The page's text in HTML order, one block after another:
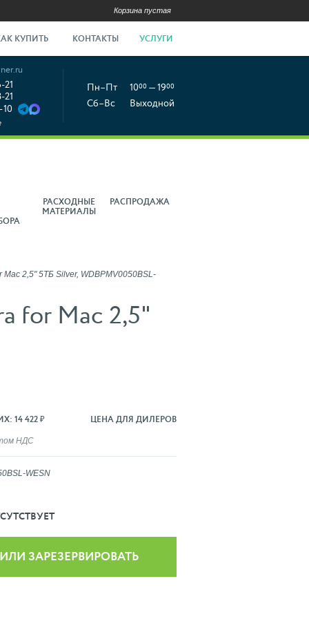
Корзина пустая
КУПИТЬ КОНТАКТЫ УСЛУГИ
21
21
10
Пн–Пт 1000 — 1900
Сб–Вс Выходной
РАСХОДНЫЕ
МАТЕРИАЛЫ
РАСПРОДАЖА
2,5" 5ТБ Silver, WDBPMV0050BSL-
for Mac 2,5"
14 422 ₽ ЦЕНА ДЛЯ ДИЛЕРОВ
НДС
WESN
ЗАРЕЗЕРВИРОВАТЬ